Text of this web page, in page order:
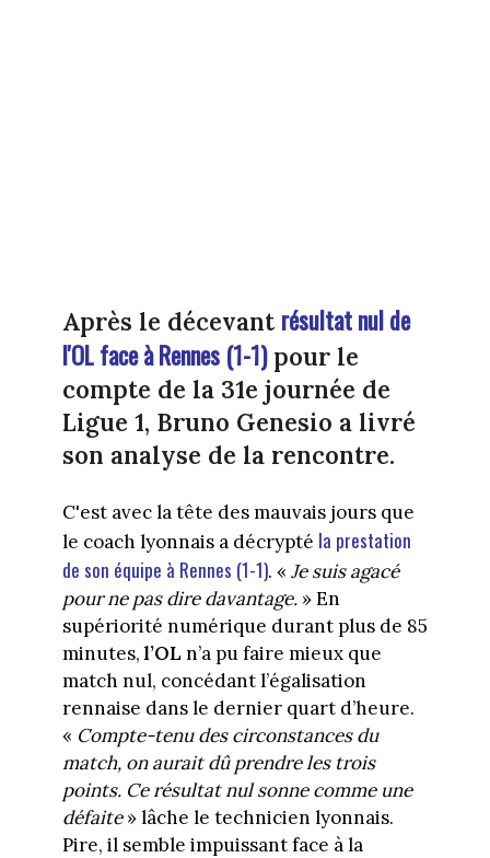
Après le décevant résultat nul de
l'OL face à Rennes (1-1)pour le
compte de la 31e journée de
Ligue 1, Bruno Genesio a livré
son analyse de la rencontre.
C'est avec la tête des mauvais jours que
le coach lyonnais a décrypté la prestation
de son équipe à Rennes (1-1). « Je suis agacé
pour ne pas dire davantage.» En
supériorité numérique durant plus de 85
minutes,l’OL n’a pu faire mieux que
match nul, concédant l’égalisation
rennaise dans le dernier quart d’heure.
« Compte-tenu des circonstances du
match, on aurait dû prendre les trois
points. Ce résultat nul sonne comme une
défaite» lâche le technicien lyonnais.
Pire, il semble impuissant face à la